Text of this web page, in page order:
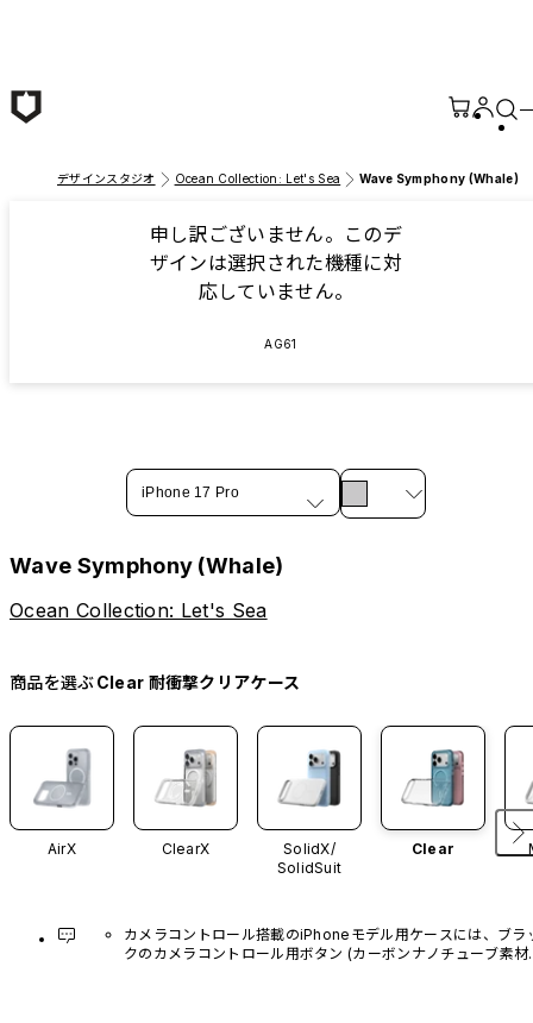
デザインスタジオ Ocean Collection: Let's Sea Wave Symphony (Whale)
申し訳ございません。このデ
ザインは選択された機種に対
応していません。
AG61
iPhone 17 Pro
Wave Symphony (Whale)
Ocean Collection: Let's Sea
商品を選ぶClear 耐衝撃クリアケース
AirX ClearX
SolidX/
SolidSuit
Clear
カメラコントロール搭載のiPhoneモデル用ケースには、ブラ
クのカメラコントロール用ボタン (カーボンナノチューブ素材)